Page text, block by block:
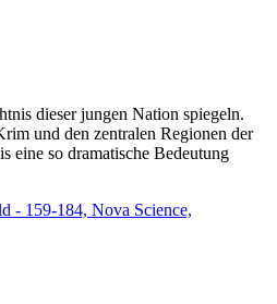
dieser jungen Nation spiegeln.
und den zentralen Regionen der
eine so dramatische Bedeutung
- 159-184, Nova Science,